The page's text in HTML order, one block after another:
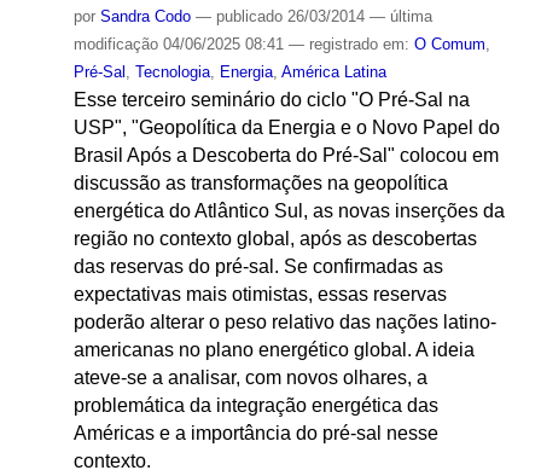
por Sandra Codo — publicado26/03/2014 — última
modificação04/06/2025 08:41 — registrado em: O Comum
Pré-Sal Tecnologia, Energia, América Latina
Esse terceiro seminário do ciclo "O Pré-Sal na
USP", "Geopolítica da Energia e o Novo Papel do
Brasil Após a Descoberta do Pré-Sal" colocou em
discussão as transformações na geopolítica
energética do Atlântico Sul, as novas inserções da
região no contexto global, após as descobertas
das reservas do pré-sal. Se confirmadas as
expectativas mais otimistas, essas reservas
poderão alterar o peso relativo das nações latino-
americanas no plano energético global. A ideia
ateve-se a analisar, com novos olhares, a
problemática da integração energética das
Américas e a importância do pré-sal nesse
contexto.